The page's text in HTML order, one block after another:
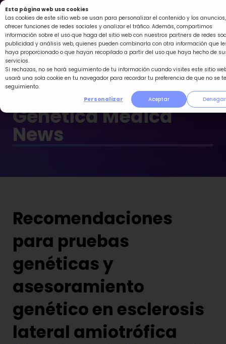
Esta página web usa cookies
Las cookies de este sitio web se usan para personalizar el contenido y los anuncios,
ofrecer funciones de redes sociales y analizar el tráfico. Además, compartimos
información sobre el uso que haga del sitio web con nuestros partners de redes
publicidad y análisis web, quienes pueden combinarla con otra información que
haya proporcionado o que hayan recopilado a partir del uso que haya hecho de
servicios.
Si rechazas, no se hará seguimiento de tu información cuando visites este sitio
usará una sola cookie en tu navegador para recordar tu preferencia de que no se
seguimiento.
Personalizar
Aceptar Denegar
Ir
al
contenido
Genética Médica
News
Recomendaciones
para pruebas
genéticas y
asesoramiento
genético en esclerosis
lateral amiotrófica